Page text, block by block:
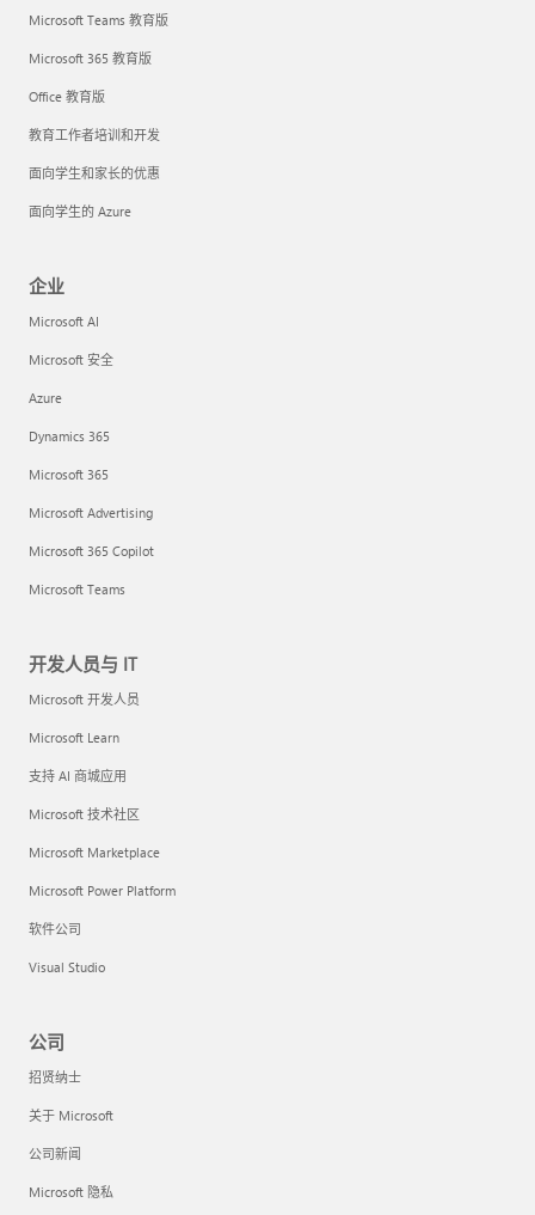
Microsoft Teams 教育版
Microsoft 365 教育版
Office 教育版
教育工作者培训和开发
面向学生和家长的优惠
面向学生的 Azure
企业
Microsoft AI
Microsoft 安全
Azure
Dynamics 365
Microsoft 365
Microsoft Advertising
Microsoft 365 Copilot
Microsoft Teams
开发人员与 IT
Microsoft 开发人员
Microsoft Learn
支持 AI 商城应用
Microsoft 技术社区
Microsoft Marketplace
Microsoft Power Platform
软件公司
Visual Studio
公司
招贤纳士
关于 Microsoft
公司新闻
Microsoft 隐私